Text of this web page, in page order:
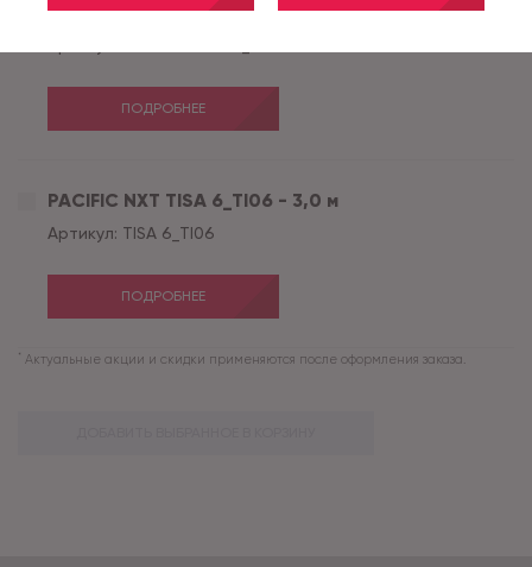
PACIFIC NXT GOTICK OAK 4_GO43 - 3,0 м
ПОДРОБНЕЕ
PACIFIC NXT TISA 6_TI06 - 3,0 м
Артикул: TISA 6_TI06
ПОДРОБНЕЕ
* Актуальные акции и скидки применяются после оформления заказа.